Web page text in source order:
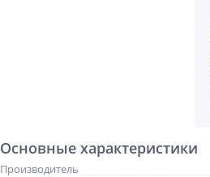
Основные характеристики
Производитель